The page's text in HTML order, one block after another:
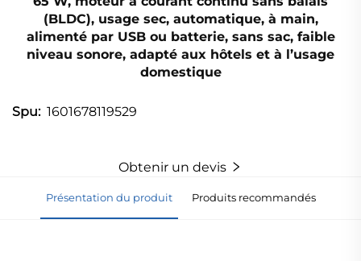
(BLDC), usage sec, automatique, à main,
alimenté par USB ou batterie, sans sac, faible
niveau sonore, adapté aux hôtels et à l’usage
domestique
Spu: 1601678119529
Obtenir un devis
Présentation du produit Produits recommandés